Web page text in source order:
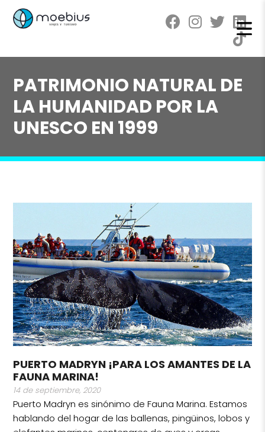
PATRIMONIO NATURAL DE
LA HUMANIDAD POR LA
UNESCO EN 1999
PUERTO MADRYN ¡PARA LOS AMANTES DE LA
FAUNA MARINA!
14 de septiembre, 2020
Puerto Madryn es sinónimo de Fauna Marina. Estamos
hablando del hogar de las ballenas, pingüinos, lobos y